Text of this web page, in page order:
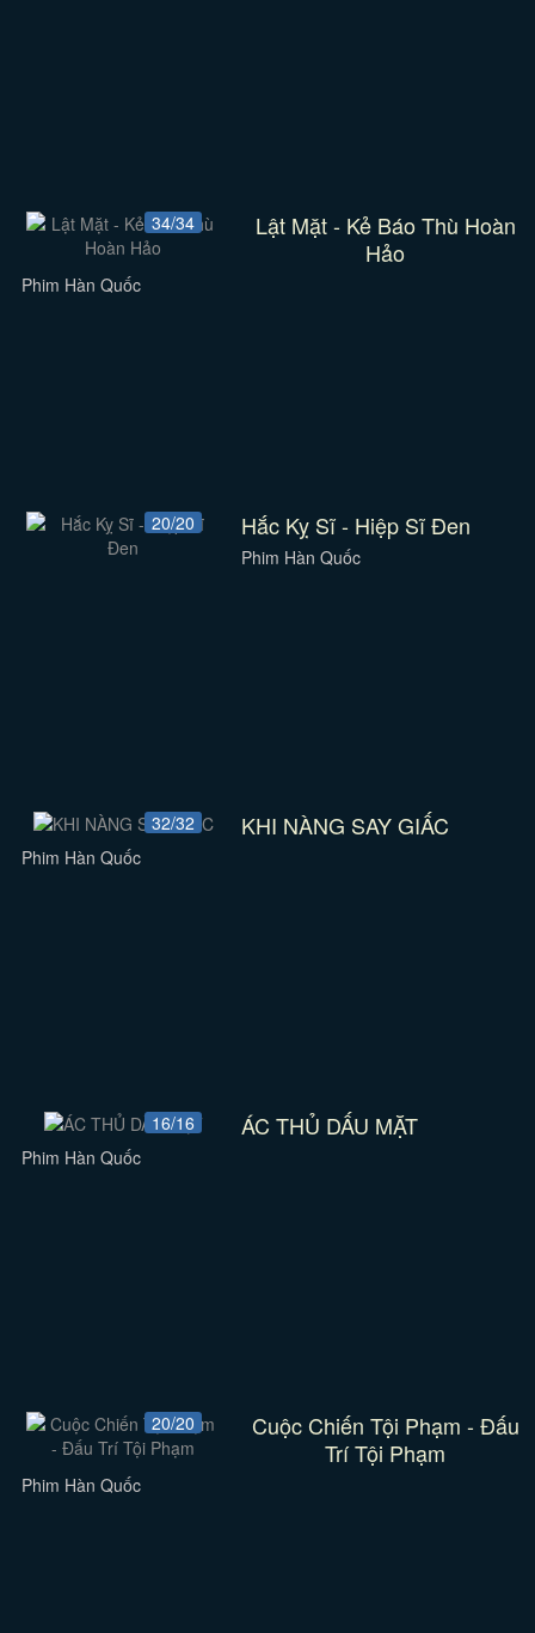
34/34
Lật Mặt - Kẻ Báo Thù Hoàn
Hảo
Phim Hàn Quốc
20/20 Hắc Kỵ Sĩ - Hiệp Sĩ Đen
Phim Hàn Quốc
32/32 KHI NÀNG SAY GIẤC
Phim Hàn Quốc
16/16 ÁC THỦ DẤU MẶT
Phim Hàn Quốc
20/20
Cuộc Chiến Tội Phạm - Đấu
Trí Tội Phạm
Phim Hàn Quốc